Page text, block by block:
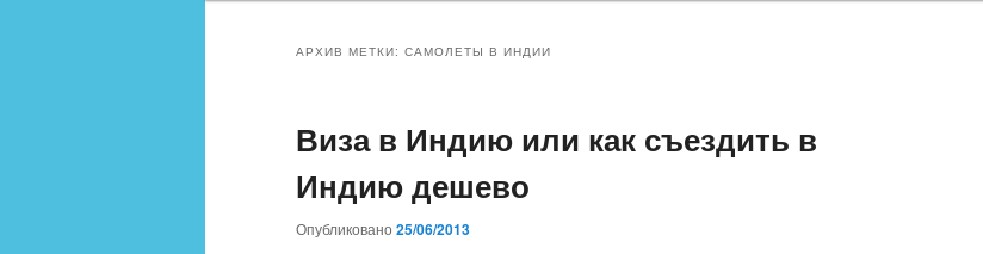
АРХИВ МЕТКИ: САМОЛЕТЫ В ИНДИИ
Виза в Индию или как съездить в
Индию дешево
Опубликовано 25/06/2013